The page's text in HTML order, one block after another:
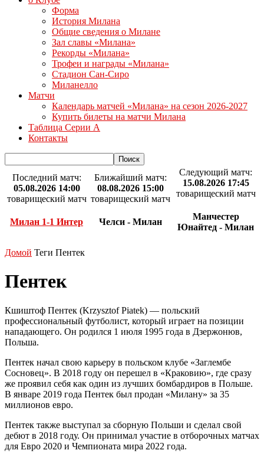
Форма
История Милана
Общие сведения о Милане
Зал славы «Милана»
Рекорды «Милана»
Трофеи и награды «Милана»
Стадион Сан-Сиро
Миланелло
Матчи
Календарь матчей «Милана» на сезон 2026-2027
Купить билеты на матчи Милана
Таблица Серии А
Контакты
Последний матч:
05.08.2026 14:00
товарищеский матч
Милан 1-1 Интер
Ближайший матч:
08.08.2026 15:00
товарищеский матч
Челси - Милан
Следующий матч:
15.08.2026 17:45
товарищеский матч
Манчестер
Юнайтед - Милан
Домой Теги Пентек
Пентек
Кшиштоф Пентек (Krzysztof Piatek) — польский
профессиональный футболист, который играет на позиции
нападающего. Он родился 1 июля 1995 года в Дзержонюв,
Польша.
Пентек начал свою карьеру в польском клубе «Заглембе
Сосновец». В 2018 году он перешел в «Краковию», где сразу
же проявил себя как один из лучших бомбардиров в Польше.
В январе 2019 года Пентек был продан «Милану» за 35
миллионов евро.
Пентек также выступал за сборную Польши и сделал свой
дебют в 2018 году. Он принимал участие в отборочных матчах
для Евро 2020 и Чемпионата мира 2022 года.